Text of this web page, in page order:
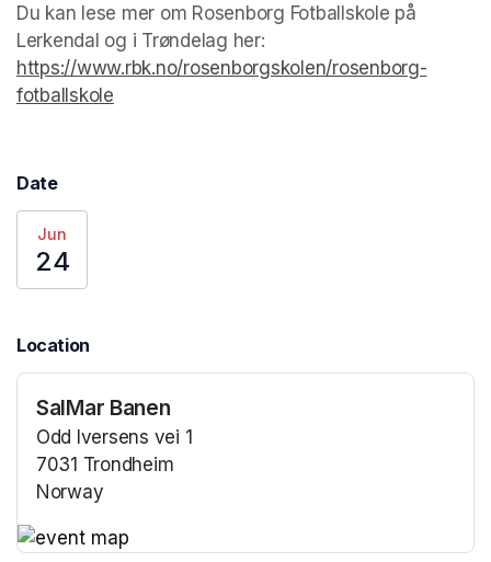
Du kan lese mer om Rosenborg Fotballskole på
https://www.rbk.no/rosenborgskolen/rosenborg-
fotballskole
Date
Jun
24
Location
SalMar Banen
Odd Iversens vei 1
7031 Trondheim
Norway